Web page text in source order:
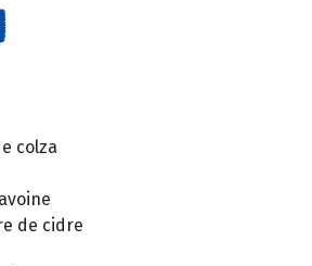
colza
de cidre